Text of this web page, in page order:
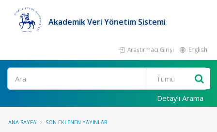
Akademik Veri Yönetim Sistemi
Araştırmacı Girişi English
Ara
Detaylı Arama
ANA SAYFA SON EKLENEN YAYINLAR